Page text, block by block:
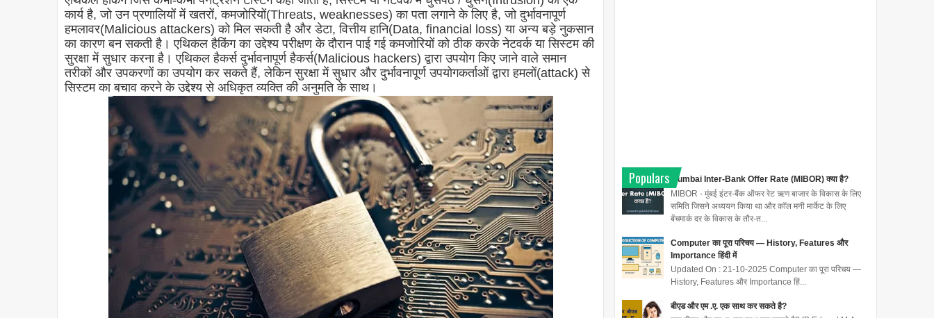
कार्य है, जो उन प्रणालियों में खतरों, कमजोरियों(Threats, weaknesses) का पता लगाने के लिए है, जो दुर्भावनापूर्ण
हमलावर(Malicious attackers) को मिल सकती है और डेटा, वित्तीय हानि(Data, financial loss) या अन्य बड़े नुकसान
का कारण बन सकती है। एथिकल हैकिंग का उद्देश्य परीक्षण के दौरान पाई गई कमजोरियों को ठीक करके नेटवर्क या सिस्टम की
सुरक्षा में सुधार करना है। एथिकल हैकर्स दुर्भावनापूर्ण हैकर्स(Malicious hackers) द्वारा उपयोग किए जाने वाले समान
तरीकों और उपकरणों का उपयोग कर सकते हैं, लेकिन सुरक्षा में सुधार और दुर्भावनापूर्ण उपयोगकर्ताओं द्वारा हमलों(attack) से
सिस्टम का बचाव करने के उद्देश्य से अधिकृत व्यक्ति की अनुमति के साथ।
Populars
Mumbai Inter-Bank Offer Rate (MIBOR) क्या है?
MIBOR - मुंबई इंटर-बैंक ऑफर रेट ऋण बाजार के विकास के लिए
समिति जिसने अध्ययन किया था और कॉल मनी मार्केट के लिए
बेंचमार्क दर के विकास के तौर-त...
Computer का पूरा परिचय — History, Features और
Importance हिंदी में
Updated On : 21-10-2025 Computer का पूरा परिचय —
History, Features और Importance हिं...
बीएड और एम .ए. एक साथ कर सकते है?